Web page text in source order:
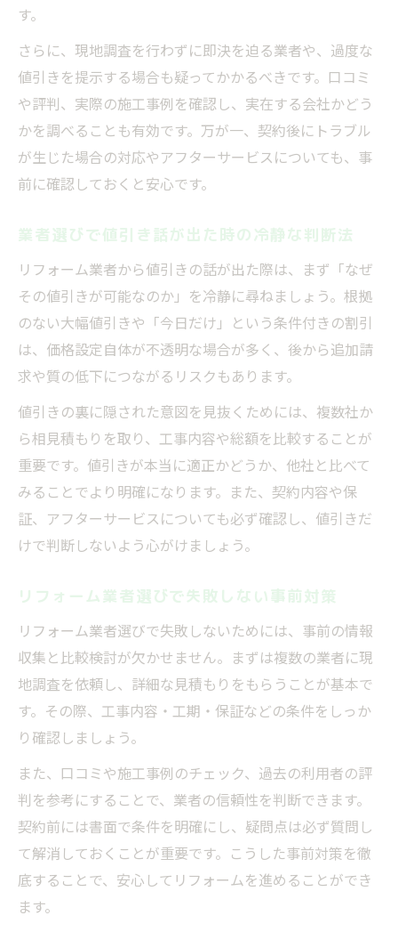
業者選びで押さえておきたい判断基準とは
誠実な業者選びをするための比較ポイント
業者選びで大切な保証やアフター対応の確
認
リフォーム業者選びで後悔しない選択法
業者選びで家族と相談しながら進める意義
す。
さらに、現地調査を行わずに即決を迫る業者や、過度な
値引きを提示する場合も疑ってかかるべきです。口コミ
や評判、実際の施工事例を確認し、実在する会社かどう
かを調べることも有効です。万が一、契約後にトラブル
が生じた場合の対応やアフターサービスについても、事
前に確認しておくと安心です。
業者選びで値引き話が出た時の冷静な判断法
リフォーム業者から値引きの話が出た際は、まず「なぜ
その値引きが可能なのか」を冷静に尋ねましょう。根拠
のない大幅値引きや「今日だけ」という条件付きの割引
は、価格設定自体が不透明な場合が多く、後から追加請
求や質の低下につながるリスクもあります。
値引きの裏に隠された意図を見抜くためには、複数社か
ら相見積もりを取り、工事内容や総額を比較することが
重要です。値引きが本当に適正かどうか、他社と比べて
みることでより明確になります。また、契約内容や保
証、アフターサービスについても必ず確認し、値引きだ
けで判断しないよう心がけましょう。
リフォーム業者選びで失敗しない事前対策
リフォーム業者選びで失敗しないためには、事前の情報
収集と比較検討が欠かせません。まずは複数の業者に現
地調査を依頼し、詳細な見積もりをもらうことが基本で
す。その際、工事内容・工期・保証などの条件をしっか
り確認しましょう。
また、口コミや施工事例のチェック、過去の利用者の評
判を参考にすることで、業者の信頼性を判断できます。
契約前には書面で条件を明確にし、疑問点は必ず質問し
て解消しておくことが重要です。こうした事前対策を徹
底することで、安心してリフォームを進めることができ
ます。